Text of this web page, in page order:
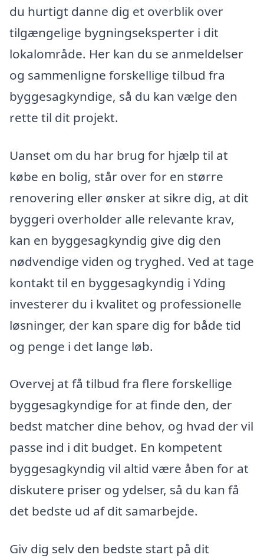
du hurtigt danne dig et overblik over
tilgængelige bygningseksperter i dit
lokalområde. Her kan du se anmeldelser
og sammenligne forskellige tilbud fra
byggesagkyndige, så du kan vælge den
rette til dit projekt.
Uanset om du har brug for hjælp til at
købe en bolig, står over for en større
renovering eller ønsker at sikre dig, at dit
byggeri overholder alle relevante krav,
kan en byggesagkyndig give dig den
nødvendige viden og tryghed. Ved at tage
kontakt til en byggesagkyndig i Yding
investerer du i kvalitet og professionelle
løsninger, der kan spare dig for både tid
og penge i det lange løb.
Overvej at få tilbud fra flere forskellige
byggesagkyndige for at finde den, der
bedst matcher dine behov, og hvad der vil
passe ind i dit budget. En kompetent
byggesagkyndig vil altid være åben for at
diskutere priser og ydelser, så du kan få
det bedste ud af dit samarbejde.
Giv dig selv den bedste start på dit